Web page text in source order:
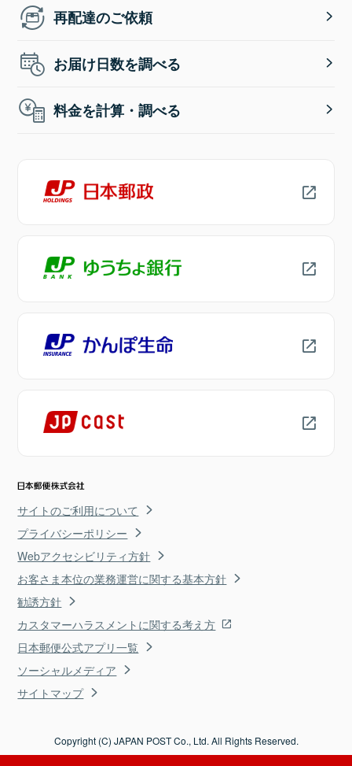
再配達のご依頼
お届け日数を調べる
料金を計算・調べる
サイトのご利用について
プライバシーポリシー
Webアクセシビリティ方針
お客さま本位の業務運営に関する基本方針
勧誘方針
カスタマーハラスメントに関する考え方
日本郵便公式アプリ一覧
ソーシャルメディア
サイトマップ
Copyright (C) JAPAN POST Co., Ltd. All Rights Reserved.